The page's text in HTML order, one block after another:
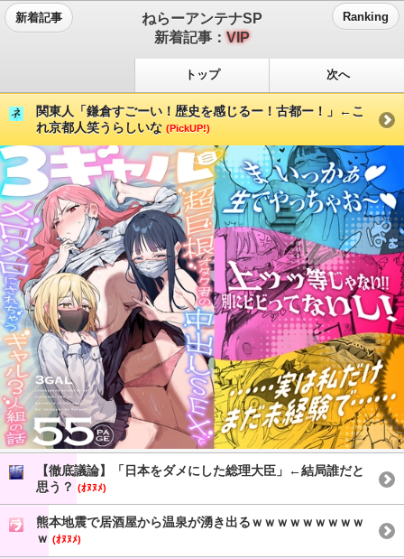
新着記事
ねらーアンテナSP
新着記事：VIP
Ranking
トップ 次へ
関東人「鎌倉すごーい！歴史を感じるー！古都ー！」←こ
れ京都人笑うらしいな (PickUP!)
【徹底議論】「日本をダメにした総理大臣」←結局誰だと
思う？ (ｵﾇﾇﾒ)
熊本地震で居酒屋から温泉が湧き出るｗｗｗｗｗｗｗｗｗ
ｗ (ｵﾇﾇﾒ)